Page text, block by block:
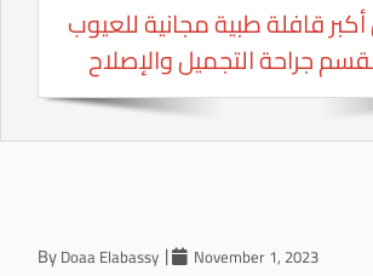
قافلة طبية مجانية للعيوب
جراحة التجميل والإصلاح
ByDoaa Elabassy November 1, 2023